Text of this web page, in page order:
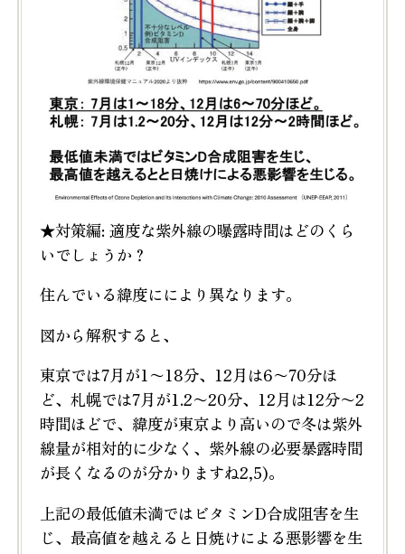
★対策編: 適度な紫外線の曝露時間はどのくら
いでしょうか？
住んでいる緯度ににより異なります。
図から解釈すると、
東京では7月が1〜18分、12月は6〜70分ほ
ど、札幌では7月が1.2〜20分、12月は12分〜2
時間ほどで、緯度が東京より高いので冬は紫外
線量が相対的に少なく、紫外線の必要暴露時間
が長くなるのが分かりますね2,5)。
上記の最低値未満ではビタミンD合成阻害を生
じ、最高値を越えると日焼けによる悪影響を生